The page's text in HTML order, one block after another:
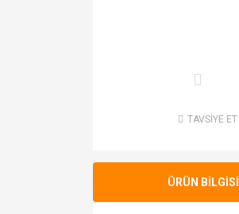
TAVSİYE ET
ÜRÜN BİLGİSİ